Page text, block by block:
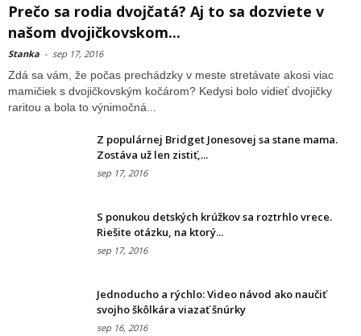
Prečo sa rodia dvojčatá? Aj to sa dozviete v
našom dvojičkovskom...
Stanka - sep 17, 2016
Zdá sa vám, že počas prechádzky v meste stretávate akosi viac
mamičiek s dvojičkovským kočárom? Kedysi bolo vidieť dvojičky
raritou a bola to výnimočná...
Z populárnej Bridget Jonesovej sa stane mama.
Zostáva už len zistiť,...
sep 17, 2016
S ponukou detských krúžkov sa roztrhlo vrece.
Riešite otázku, na ktorý...
sep 17, 2016
Jednoducho a rýchlo: Video návod ako naučiť
svojho škôlkára viazať šnúrky
sep 16, 2016